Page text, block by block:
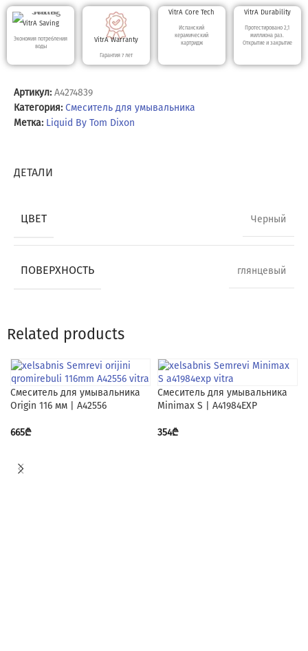
VitrA Saving
Экономия потребления
воды
VitrA Warranty
Гарантия 7 лет
VitrA Core Tech
Испанский
керамический
картридж
VitrA Durability
Протестировано 2,1
миллиона раз.
Открытие и закрытие
Артикул: A4274839
Категория: Смеситель для умывальника
Метка: Liquid By Tom Dixon
ДЕТАЛИ
ЦВЕТ Черный
ПОВЕРХНОСТЬ глянцевый
Related products
Смеситель для умывальника
Origin 116 мм | A42556
665₾
Смеситель для умывальника
Minimax S | A41984EXP
354₾